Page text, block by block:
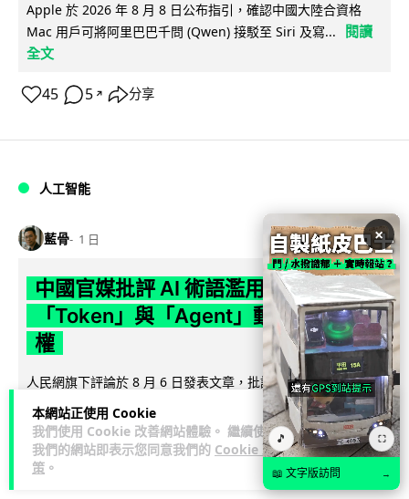
本網站正使用 Cookie
我們使用 Cookie 改善網站體驗。 繼續使用
我們的網站即表示您同意我們的 Cookie 政
策 。
Apple 於 2026 年 8 月 8 日公布指引，確認中國大陸合資格
Mac 用戶可將阿里巴巴千問 (Qwen) 接駁至 Siri 及寫...
閱讀
全文
45 5 ↗ 分享
人工智能
藍骨 1 日
中國官媒批評 AI 術語濫用英文 稱
「Token」與「Agent」動搖科技話語
權
人民網旗下評論於 8 月 6 日發表文章，批評中國廣泛使用
「Token」、「Agent」及「LLM」等英文術語，認為做法侵蝕
中文表意空間及科... 閱讀全文
790
×
🎵 ⛶
📖 文字版訪問 →